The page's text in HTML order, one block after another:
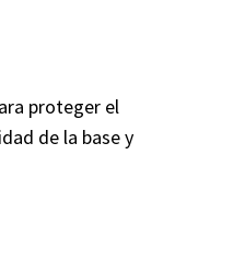
proteger el
de la base y